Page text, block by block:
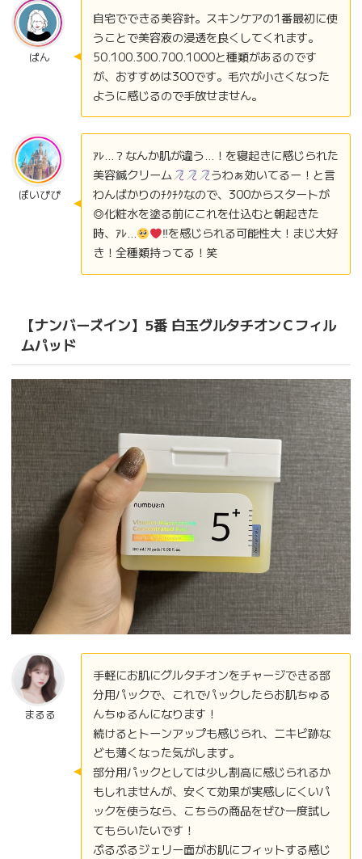
ぱん
自宅でできる美容針。スキンケアの1番最初に使
うことで美容液の浸透を良くしてくれます。
50.100.300.700.1000と種類があるのです
が、おすすめは300です。毛穴が小さくなった
ように感じるので手放せません。
ぽいぴぴ
ｱﾚ…？なんか肌が違う…！を寝起きに感じられた
美容鍼クリーム
うわぁ効いてるー！と言
わんばかりのﾁｸﾁｸなので、300からスタートが
◎化粧水を塗る前にこれを仕込むと朝起きた
時、ｱﾚ…
‼︎を感じられる可能性大！まじ大好
き！全種類持ってる！笑
【ナンバーズイン】 5番 白玉グルタチオンＣフィル
ムパッド
まるる
手軽にお肌にグルタチオンをチャージできる部
分用パックで、これでパックしたらお肌ちゅる
んちゅるんになります！
続けるとトーンアップも感じられ、ニキビ跡な
ども薄くなった気がします。
部分用パックとしては少し割高に感じられるか
もしれませんが、安くて効果が実感しにくいパ
ックを使うなら、こちらの商品をぜひ一度試し
てもらいたいです！
ぷるぷるジェリー面がお肌にフィットする感じ